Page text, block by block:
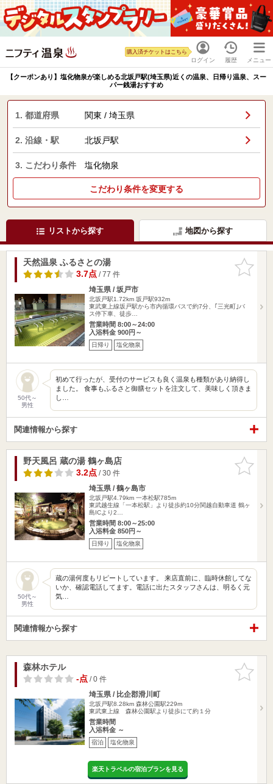
ログイン
購入済チケットはこちら
履歴 メニュー
【クーポンあり】塩化物泉が楽しめる北坂戸駅(埼玉県)近くの温泉、日帰り温泉、スー
パー銭湯おすすめ
1. 都道府県 関東 / 埼玉県
2. 沿線・駅 北坂戸駅
3. こだわり条件 塩化物泉
こだわり条件を変更する
リストから探す 地図から探す
お気に入
りに追加
天然温泉 ふるさとの湯
3.7点/ 77 件
埼玉県 / 坂戸市
北坂戸駅1.72km 坂戸駅932m
東武東上線坂戸駅から市内循環バスで約7分、｢三光町｣バ
ス停下車、徒歩…
営業時間 8:00～24:00
入浴料金 900円～
日帰り 塩化物泉
50代～
男性
初めて行ったが、受付のサービスも良く温泉も種類があり納得し
ました。 食事もふるさと御膳セットを注文して、美味しく頂きま
し…
関連情報から探す
お気に入
りに追加
野天風呂 蔵の湯 鶴ヶ島店
3.2点/ 30 件
埼玉県 / 鶴ヶ島市
北坂戸駅4.79km 一本松駅785m
東武越生線「一本松駅」より徒歩約10分関越自動車道 鶴ヶ
島ICより2…
営業時間 8:00～25:00
入浴料金 850円～
日帰り 塩化物泉
50代～
男性
蔵の湯何度もリピートしています。 来店直前に、臨時休館してな
いか、確認電話してます。電話に出たスタッフさんは、明るく元
気…
関連情報から探す
お気に入
りに追加
森林ホテル
-点/ 0 件
埼玉県 / 比企郡滑川町
北坂戸駅8.28km 森林公園駅229m
東武東上線 森林公園駅より徒歩にて約１分
営業時間
入浴料金 ～
宿泊 塩化物泉
楽天トラベルの宿泊プランを見る